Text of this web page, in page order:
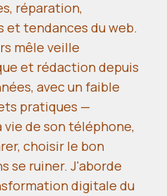
réparation,
et tendances du web.
mêle veille
et rédaction depuis
avec un faible
pratiques —
vie de son téléphone,
choisir le bon
se ruiner. J'aborde
digitale du